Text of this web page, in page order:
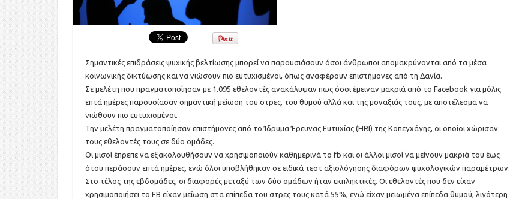
Σημαντικές επιδράσεις ψυχικής βελτίωσης μπορεί να παρουσιάσουν όσοι άνθρωποι απομακρύνονται από τα μέσα
κοινωνικής δικτύωσης και να νιώσουν πιο ευτυχισμένοι, όπως αναφέρουν επιστήμονες από τη Δανία.
Σε μελέτη που πραγματοποίησαν με 1.095 εθελοντές ανακάλυψαν πως όσοι έμειναν μακριά από το Facebook για μόλις
επτά ημέρες παρουσίασαν σημαντική μείωση του στρες, του θυμού αλλά και της μοναξιάς τους, με αποτέλεσμα να
νιώθουν πιο ευτυχισμένοι.
Την μελέτη πραγματοποίησαν επιστήμονες από το Ίδρυμα Έρευνας Ευτυχίας (HRI) της Κοπεγχάγης, οι οποίοι χώρισαν
τους εθελοντές τους σε δύο ομάδες.
Οι μισοί έπρεπε να εξακολουθήσουν να χρησιμοποιούν καθημερινά το fb και οι άλλοι μισοί να μείνουν μακριά του έως
ότου περάσουν επτά ημέρες, ενώ όλοι υποβλήθηκαν σε ειδικά τεστ αξιολόγησης διαφόρων ψυχολογικών παραμέτρων.
Στο τέλος της εβδομάδες, οι διαφορές μεταξύ των δύο ομάδων ήταν εκπληκτικές. Οι εθελοντές που δεν είχαν
χρησιμοποιήσει το FB είχαν μείωση στα επίπεδα του στρες τους κατά 55%, ενώ είχαν μειωμένα επίπεδα θυμού, λιγότερη